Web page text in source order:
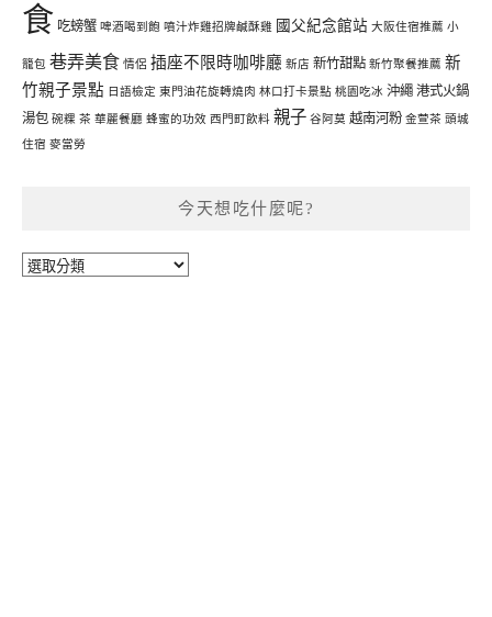
食 吃螃蟹 啤酒喝到飽 噴汁炸雞招牌鹹酥雞 國父紀念館站 大阪住宿推薦 小
籠包 巷弄美食 情侶 插座不限時咖啡廳 新店 新竹甜點 新竹聚餐推薦 新
竹親子景點 日語檢定 東門油花旋轉燒肉 林口打卡景點 桃園吃冰 沖繩 港式火鍋
湯包 碗粿 茶 華麗餐廳 蜂蜜的功效 西門町飲料 親子 谷阿莫 越南河粉 金萱茶 頭城
住宿 麥當勞
今天想吃什麼呢?
今